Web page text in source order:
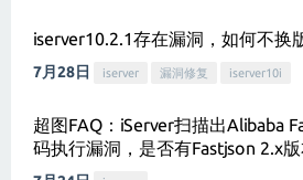
iserver10.2.1存在漏洞，如何不换
7月28日 iserver 漏洞修复 iserver10i
超图FAQ：iServer扫描出Alibaba
码执行漏洞，是否有Fastjson 2.x